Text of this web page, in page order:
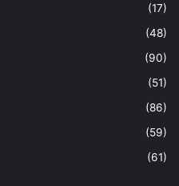
(17)
(48)
(90)
(51)
(86)
(59)
(61)